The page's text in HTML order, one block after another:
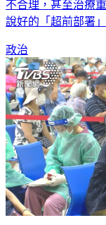
不合理，甚至治療
說好的「超前部署
政治